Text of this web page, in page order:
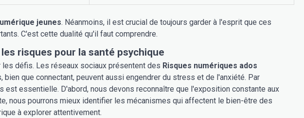
jeunes. Néanmoins, il est crucial de toujours garder à l'esprit que ces
C'est cette dualité qu'il faut comprendre.
risques pour la santé psychique
défis. Les réseaux sociaux présentent des Risques numériques ados
que connectant, peuvent aussi engendrer du stress et de l'anxiété. Par
est essentielle. D'abord, nous devons reconnaître que l'exposition constante aux
nous pourrons mieux identifier les mécanismes qui affectent le bien-être des
à explorer attentivement.